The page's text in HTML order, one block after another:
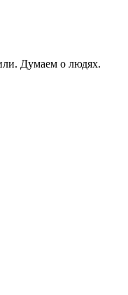
Думаем о людях.